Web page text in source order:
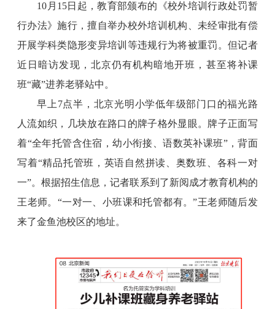
10月15日起，教育部颁布的《校外培训行政处罚暂
行办法》施行，擅自举办校外培训机构、未经审批有偿
开展学科类隐形变异培训等违规行为将被重罚。但记者
近日暗访发现，北京仍有机构暗地开班，甚至将补课
班“藏”进养老驿站中。
早上7点半，北京光明小学低年级部门口的福光路
人流如织，几块放在路口的牌子格外显眼。牌子正面写
着“全年托管含住宿，幼小衔接、语数英补课班”，背面
写着“精品托管班，英语自然拼读、奥数班、各科一对
一”。根据招生信息，记者联系到了新阅成才教育机构的
王老师。“一对一、小班课和托管都有。”王老师随后发
来了金鱼池校区的地址。